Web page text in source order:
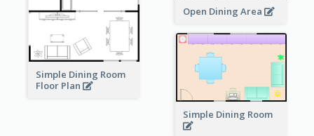
Open Dining Area
Simple Dining Room
Floor Plan
Simple Dining Room